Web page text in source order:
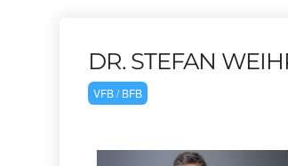
DR. STEFAN
VFB / BFB